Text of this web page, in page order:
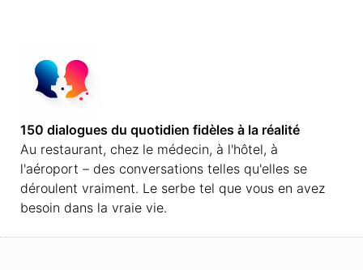
150 dialogues du quotidien fidèles à la réalité
Au restaurant, chez le médecin, à l'hôtel, à
l'aéroport – des conversations telles qu'elles se
déroulent vraiment. Le serbe tel que vous en avez
besoin dans la vraie vie.